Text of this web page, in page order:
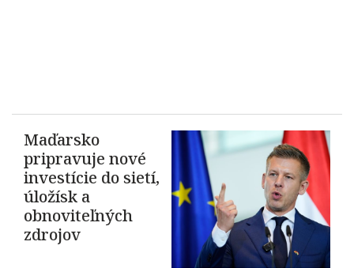
Maďarsko
pripravuje nové
investície do sietí,
úložísk a
obnoviteľných
zdrojov